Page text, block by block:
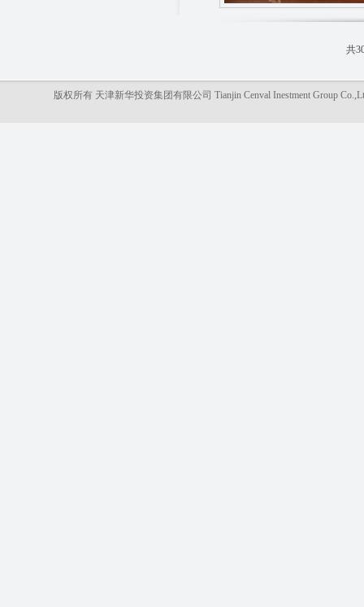
共
版权所有 天津新华投资集团有限公司 Tianjin Cenval Inestment Group